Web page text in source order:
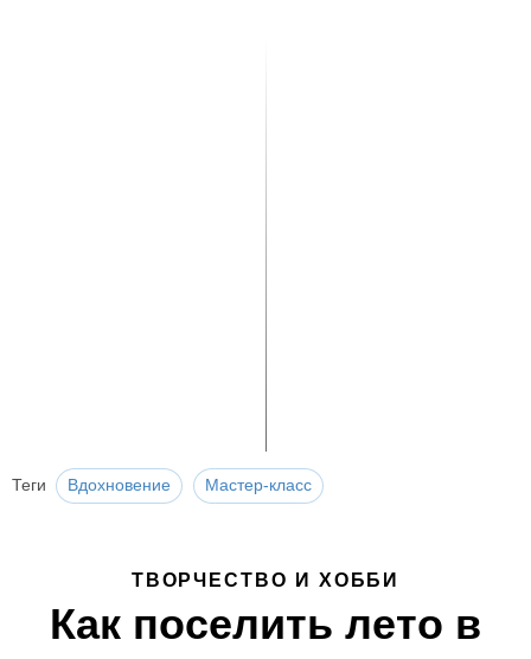
Теги Вдохновение Мастер-класс
ТВОРЧЕСТВО И ХОББИ
Как поселить лето в